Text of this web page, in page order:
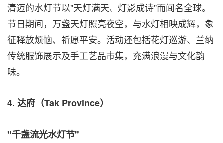
清迈的水灯节以"天灯满天、灯影成诗"而闻名全球。
节日期间，万盏天灯照亮夜空，与水灯相映成辉，象
征释放烦恼、祈愿平安。活动还包括花灯巡游、兰纳
传统服饰展示及手工艺品市集，充满浪漫与文化韵
味。
4. 达府（Tak Province）
"千盏流光水灯节"